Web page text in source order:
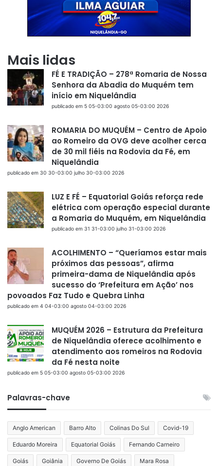
Mais lidas
FÉ E TRADIÇÃO – 278ª Romaria de Nossa
Senhora da Abadia do Muquém tem
início em Niquelândia
publicado em 5 05-03:00 agosto 05-03:00 2026
ROMARIA DO MUQUÉM – Centro de Apoio
ao Romeiro da OVG deve acolher cerca
de 30 mil fiéis na Rodovia da Fé, em
Niquelândia
publicado em 30 30-03:00 julho 30-03:00 2026
LUZ E FÉ – Equatorial Goiás reforça rede
elétrica com operação especial durante
a Romaria do Muquém, em Niquelândia
publicado em 31 31-03:00 julho 31-03:00 2026
ACOLHIMENTO – “Queríamos estar mais
próximos das pessoas”, afirma
primeira-dama de Niquelândia após
sucesso do ‘Prefeitura em Ação’ nos
povoados Faz Tudo e Quebra Linha
publicado em 4 04-03:00 agosto 04-03:00 2026
MUQUÉM 2026 – Estrutura da Prefeitura
de Niquelândia oferece acolhimento e
atendimento aos romeiros na Rodovia
da Fé nesta noite
publicado em 5 05-03:00 agosto 05-03:00 2026
Palavras-chave
Anglo American Barro Alto Colinas Do Sul Covid-19
Eduardo Moreira Equatorial Goiás Fernando Carneiro
Goiás Goiânia Governo De Goiás Mara Rosa